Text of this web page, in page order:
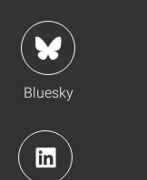
Bluesky